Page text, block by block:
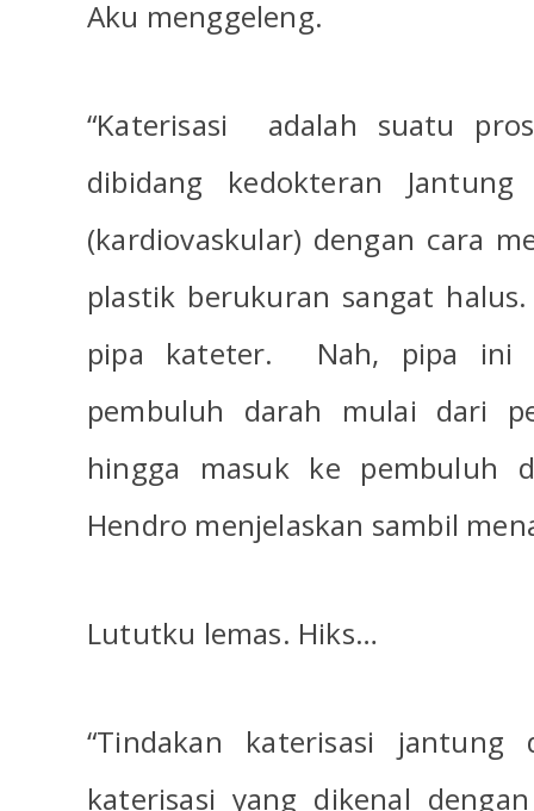
Aku menggeleng.
“Katerisasi
adalah suatu
dibidang kedokteran
(kardiovaskular) dengan cara
plastik berukuran sangat
pipa kateter.
Nah, pipa ini
pembuluh darah mulai dari
hingga masuk ke pembuluh
Hendro menjelaskan sambil
Lututku lemas. Hiks…
“Tindakan katerisasi jantung
katerisasi yang dikenal